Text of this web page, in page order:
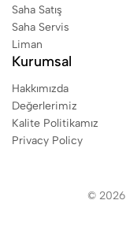
Saha Satış
Saha Servis
Liman
Kurumsal
Hakkımızda
Değerlerimiz
Kalite Politikamız
Privacy Policy
© 2026